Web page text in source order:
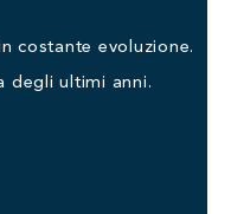
costante evoluzione.
degli ultimi anni.